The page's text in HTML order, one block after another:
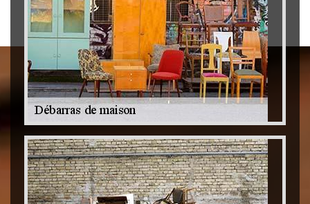
Achat antiquité 79